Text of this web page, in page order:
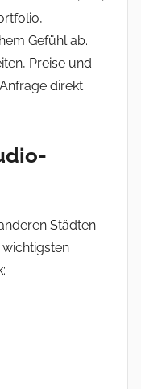
Gefühl ab.
Preise und
direkt
Städten